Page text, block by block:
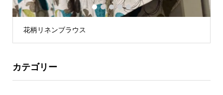
花柄リネンブラウス
1 2 3 5
カテゴリー